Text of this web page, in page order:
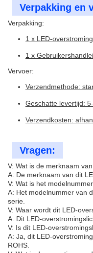
Verpakking en
Verpakking:
1 x LED-
1 x
Vervoer:
Verzendmethode:
Geschatte levertijd:
Verzendkosten:
Vragen:
V: Wat is de merknaam
A: De merknaam van dit
V: Wat is het
A: Het modelnummer van
serie.
V: Waar wordt dit LED-
A: Dit LED-
V: Is dit LED-
A: Ja, dit LED-
ROHS.